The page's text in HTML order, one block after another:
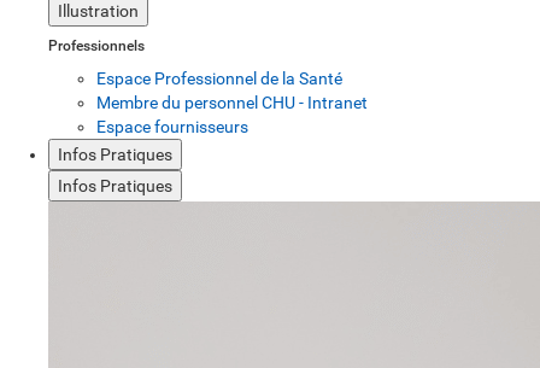
Illustration
Professionnels
Espace Professionnel de la Santé
Membre du personnel CHU - Intranet
Espace fournisseurs
Infos Pratiques
Infos Pratiques